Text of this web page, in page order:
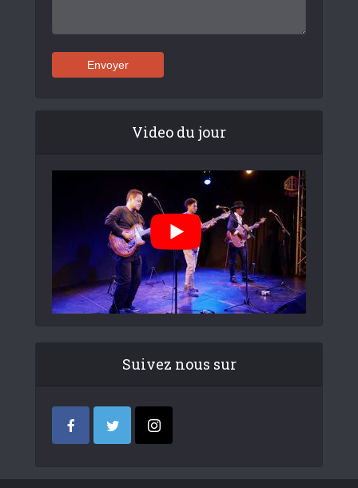
Video du jour
Suivez nous sur